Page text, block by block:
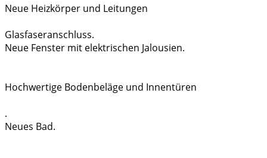
Neue Heizkörper und Leitungen
Glasfaseranschluss.
Neue Fenster mit elektrischen Jalousien.
Hochwertige Bodenbeläge und Innentüren
.
Neues Bad.